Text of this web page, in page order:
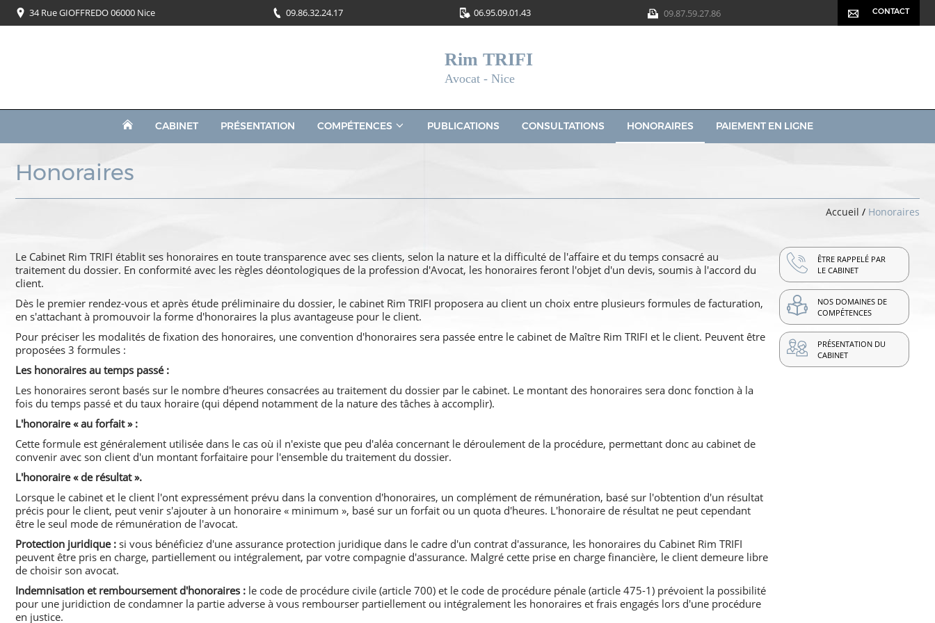
34 Rue GIOFFREDO 06000 Nice 09.86.32.24.17 06.95.09.01.43 09.87.59.27.86 CONTACT
Rim TRIFI
Avocat - Nice
CABINET PRÉSENTATION COMPÉTENCES PUBLICATIONS CONSULTATIONS HONORAIRES PAIEMENT EN LIGNE
Honoraires
Accueil / Honoraires
Le Cabinet Rim TRIFI établit ses honoraires en toute transparence avec ses clients, selon la nature et la difficulté de l'affaire et du temps consacré au
traitement du dossier. En conformité avec les règles déontologiques de la profession d'Avocat, les honoraires feront l'objet d'un devis, soumis à l'accord du
client.
Dès le premier rendez-vous et après étude préliminaire du dossier, le cabinet Rim TRIFI proposera au client un choix entre plusieurs formules de facturation,
en s'attachant à promouvoir la forme d'honoraires la plus avantageuse pour le client.
Pour préciser les modalités de fixation des honoraires, une convention d'honoraires sera passée entre le cabinet de Maître Rim TRIFI et le client. Peuvent être
proposées 3 formules :
Les honoraires au temps passé :
Les honoraires seront basés sur le nombre d'heures consacrées au traitement du dossier par le cabinet. Le montant des honoraires sera donc fonction à la
fois du temps passé et du taux horaire (qui dépend notamment de la nature des tâches à accomplir).
L'honoraire « au forfait » :
Cette formule est généralement utilisée dans le cas où il n'existe que peu d'aléa concernant le déroulement de la procédure, permettant donc au cabinet de
convenir avec son client d'un montant forfaitaire pour l'ensemble du traitement du dossier.
L'honoraire « de résultat ».
Lorsque le cabinet et le client l'ont expressément prévu dans la convention d'honoraires, un complément de rémunération, basé sur l'obtention d'un résultat
précis pour le client, peut venir s'ajouter à un honoraire « minimum », basé sur un forfait ou un quota d'heures. L'honoraire de résultat ne peut cependant
être le seul mode de rémunération de l'avocat.
Protection juridique : si vous bénéficiez d'une assurance protection juridique dans le cadre d'un contrat d'assurance, les honoraires du Cabinet Rim TRIFI
peuvent être pris en charge, partiellement ou intégralement, par votre compagnie d'assurance. Malgré cette prise en charge financière, le client demeure libre
de choisir son avocat.
Indemnisation et remboursement d'honoraires : le code de procédure civile (article 700) et le code de procédure pénale (article 475-1) prévoient la possibilité
pour une juridiction de condamner la partie adverse à vous rembourser partiellement ou intégralement les honoraires et frais engagés lors d'une procédure
en justice.
ÊTRE RAPPELÉ PAR
LE CABINET
NOS DOMAINES DE
COMPÉTENCES
PRÉSENTATION DU
CABINET